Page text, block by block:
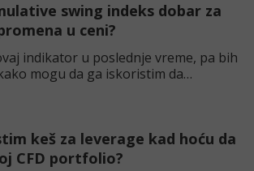
swing indeks dobar za
u ceni?
indikator u poslednje vreme, pa bih
mogu da ga iskoristim da
keš za leverage kad hoću da
CFD portfolio?